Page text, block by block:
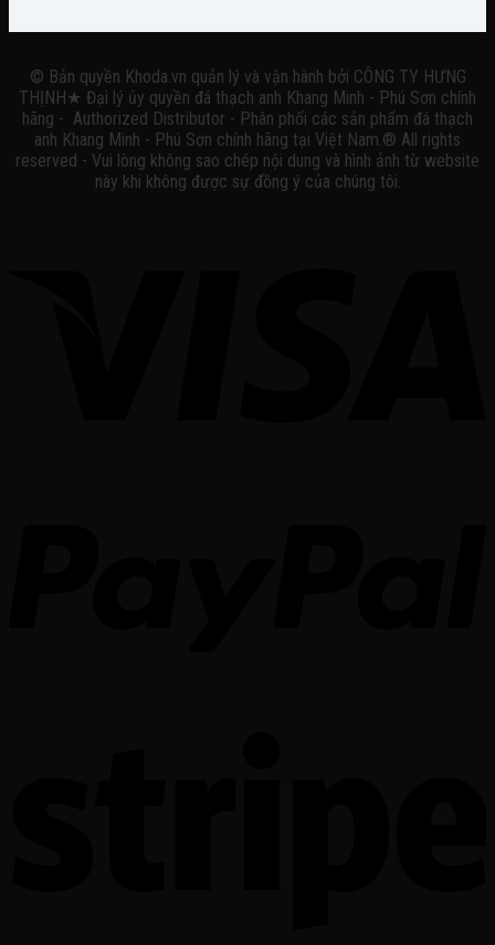
© Bản quyền Khoda.vn quản lý và vận hành bởi CÔNG TY HƯNG
THỊNH★ Đại lý ủy quyền đá thạch anh Khang Minh - Phú Sơn chính
hãng - Authorized Distributor - Phân phối các sản phẩm đá thạch
anh Khang Minh - Phú Sơn chính hãng tại Việt Nam.® All rights
reserved - Vui lòng không sao chép nội dung và hình ảnh từ website
này khi không được sự đồng ý của chúng tôi.